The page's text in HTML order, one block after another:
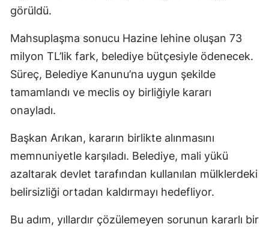
görüldü.
Mahsuplaşma sonucu Hazine lehine oluşan 73
milyon TL’lik fark, belediye bütçesiyle ödenecek.
Süreç, Belediye Kanunu’na uygun şekilde
tamamlandı ve meclis oy birliğiyle kararı
onayladı.
Başkan Arıkan, kararın birlikte alınmasını
memnuniyetle karşıladı. Belediye, mali yükü
azaltarak devlet tarafından kullanılan mülklerdeki
belirsizliği ortadan kaldırmayı hedefliyor.
Bu adım, yıllardır çözülemeyen sorunun kararlı bir